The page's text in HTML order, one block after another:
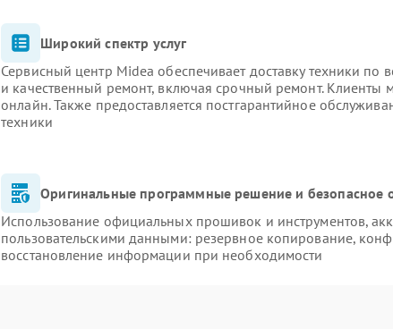
Широкий спектр услуг
Сервисный центр Midea обеспечивает доставку техники по
и качественный ремонт, включая срочный ремонт. Клиенты
онлайн. Также предоставляется постгарантийное
техники
Оригинальные программные решение и безопасное
Использование официальных прошивок и инструментов,
пользовательскими данными: резервное копирование,
восстановление информации при необходимости